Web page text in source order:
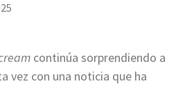
continúa sorprendiendo a
vez con una noticia que ha